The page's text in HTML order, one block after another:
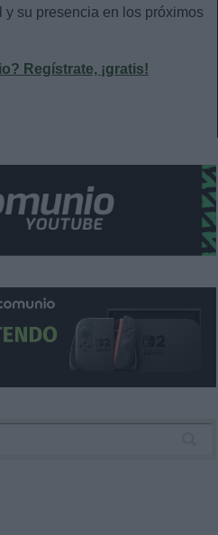
y su presencia en los próximos
Regístrate, ¡gratis!